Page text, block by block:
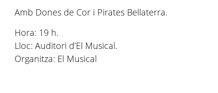
Amb Dones de Cor i Pirates Bellaterra.
Hora: 19 h.
Lloc: Auditori d’El Musical.
Organitza: El Musical